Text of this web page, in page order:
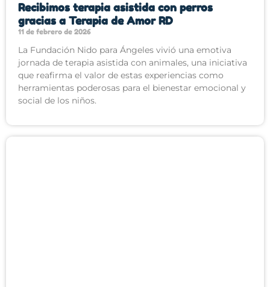
Recibimos terapia asistida con perros
gracias a Terapia de Amor RD
11 de febrero de 2026
La Fundación Nido para Ángeles vivió una emotiva
jornada de terapia asistida con animales, una iniciativa
que reafirma el valor de estas experiencias como
herramientas poderosas para el bienestar emocional y
social de los niños.